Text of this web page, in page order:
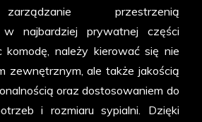
przestrzenią
w najbardziej prywatnej części
komodę, należy kierować się nie
zewnętrznym, ale także jakością
oraz dostosowaniem do
i rozmiaru sypialni. Dzięki